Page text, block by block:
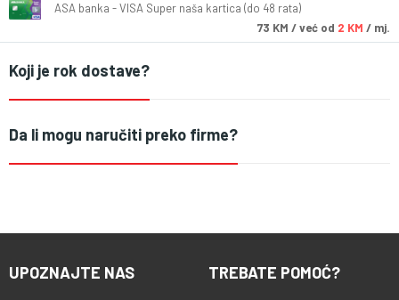
ASA banka - VISA Super naša kartica (do 48 rata)
73 KM / već od 2 KM / mj.
Koji je rok dostave?
Da li mogu naručiti preko firme?
UPOZNAJTE NAS TREBATE POMOĆ?